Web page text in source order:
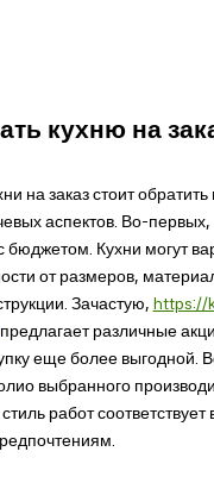
кухню на
на заказ стоит
аспектов. Во-первых,
бюджетом. Кухни могут
от размеров,
Зачастую, https://
различные
еще более выгодной.
выбранного
работ